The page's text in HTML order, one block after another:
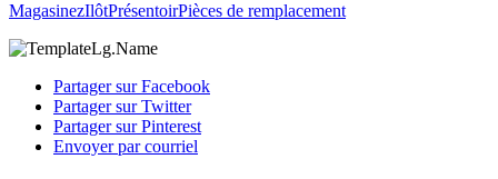
MagasinezIlôtPrésentoirPièces de remplacement
Partager sur Facebook
Partager sur Twitter
Partager sur Pinterest
Envoyer par courriel